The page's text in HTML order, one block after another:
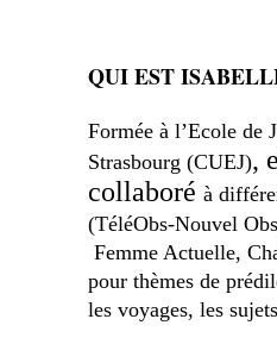
QUI EST
Formée à l’Ecole de
Strasbourg (CUEJ),
collaboré à
(TéléObs-Nouvel
Femme Actuelle,
pour thèmes de
les voyages, les